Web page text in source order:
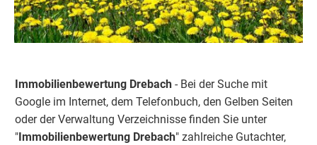
Immobilienbewertung Drebach - Bei der Suche mit
Google im Internet, dem Telefonbuch, den Gelben Seiten
oder der Verwaltung Verzeichnisse finden Sie unter
" Immobilienbewertung Drebach" zahlreiche Gutachter,